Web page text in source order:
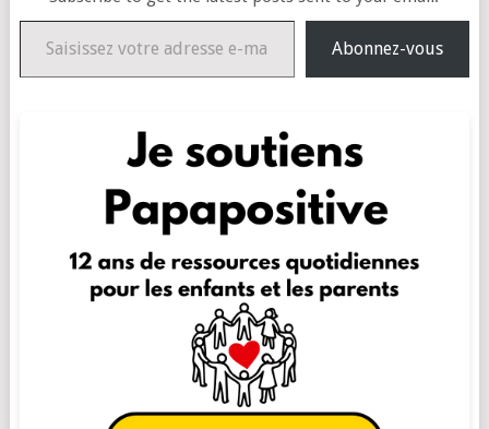
Saisissez votre adresse e-mail…
Abonnez-vous